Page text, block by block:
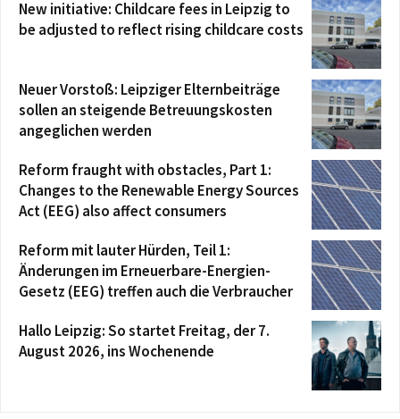
New initiative: Childcare fees in Leipzig to
be adjusted to reflect rising childcare costs
Neuer Vorstoß: Leipziger Elternbeiträge
sollen an steigende Betreuungskosten
angeglichen werden
Reform fraught with obstacles, Part 1:
Changes to the Renewable Energy Sources
Act (EEG) also affect consumers
Reform mit lauter Hürden, Teil 1:
Änderungen im Erneuerbare-Energien-
Gesetz (EEG) treffen auch die Verbraucher
Hallo Leipzig: So startet Freitag, der 7.
August 2026, ins Wochenende